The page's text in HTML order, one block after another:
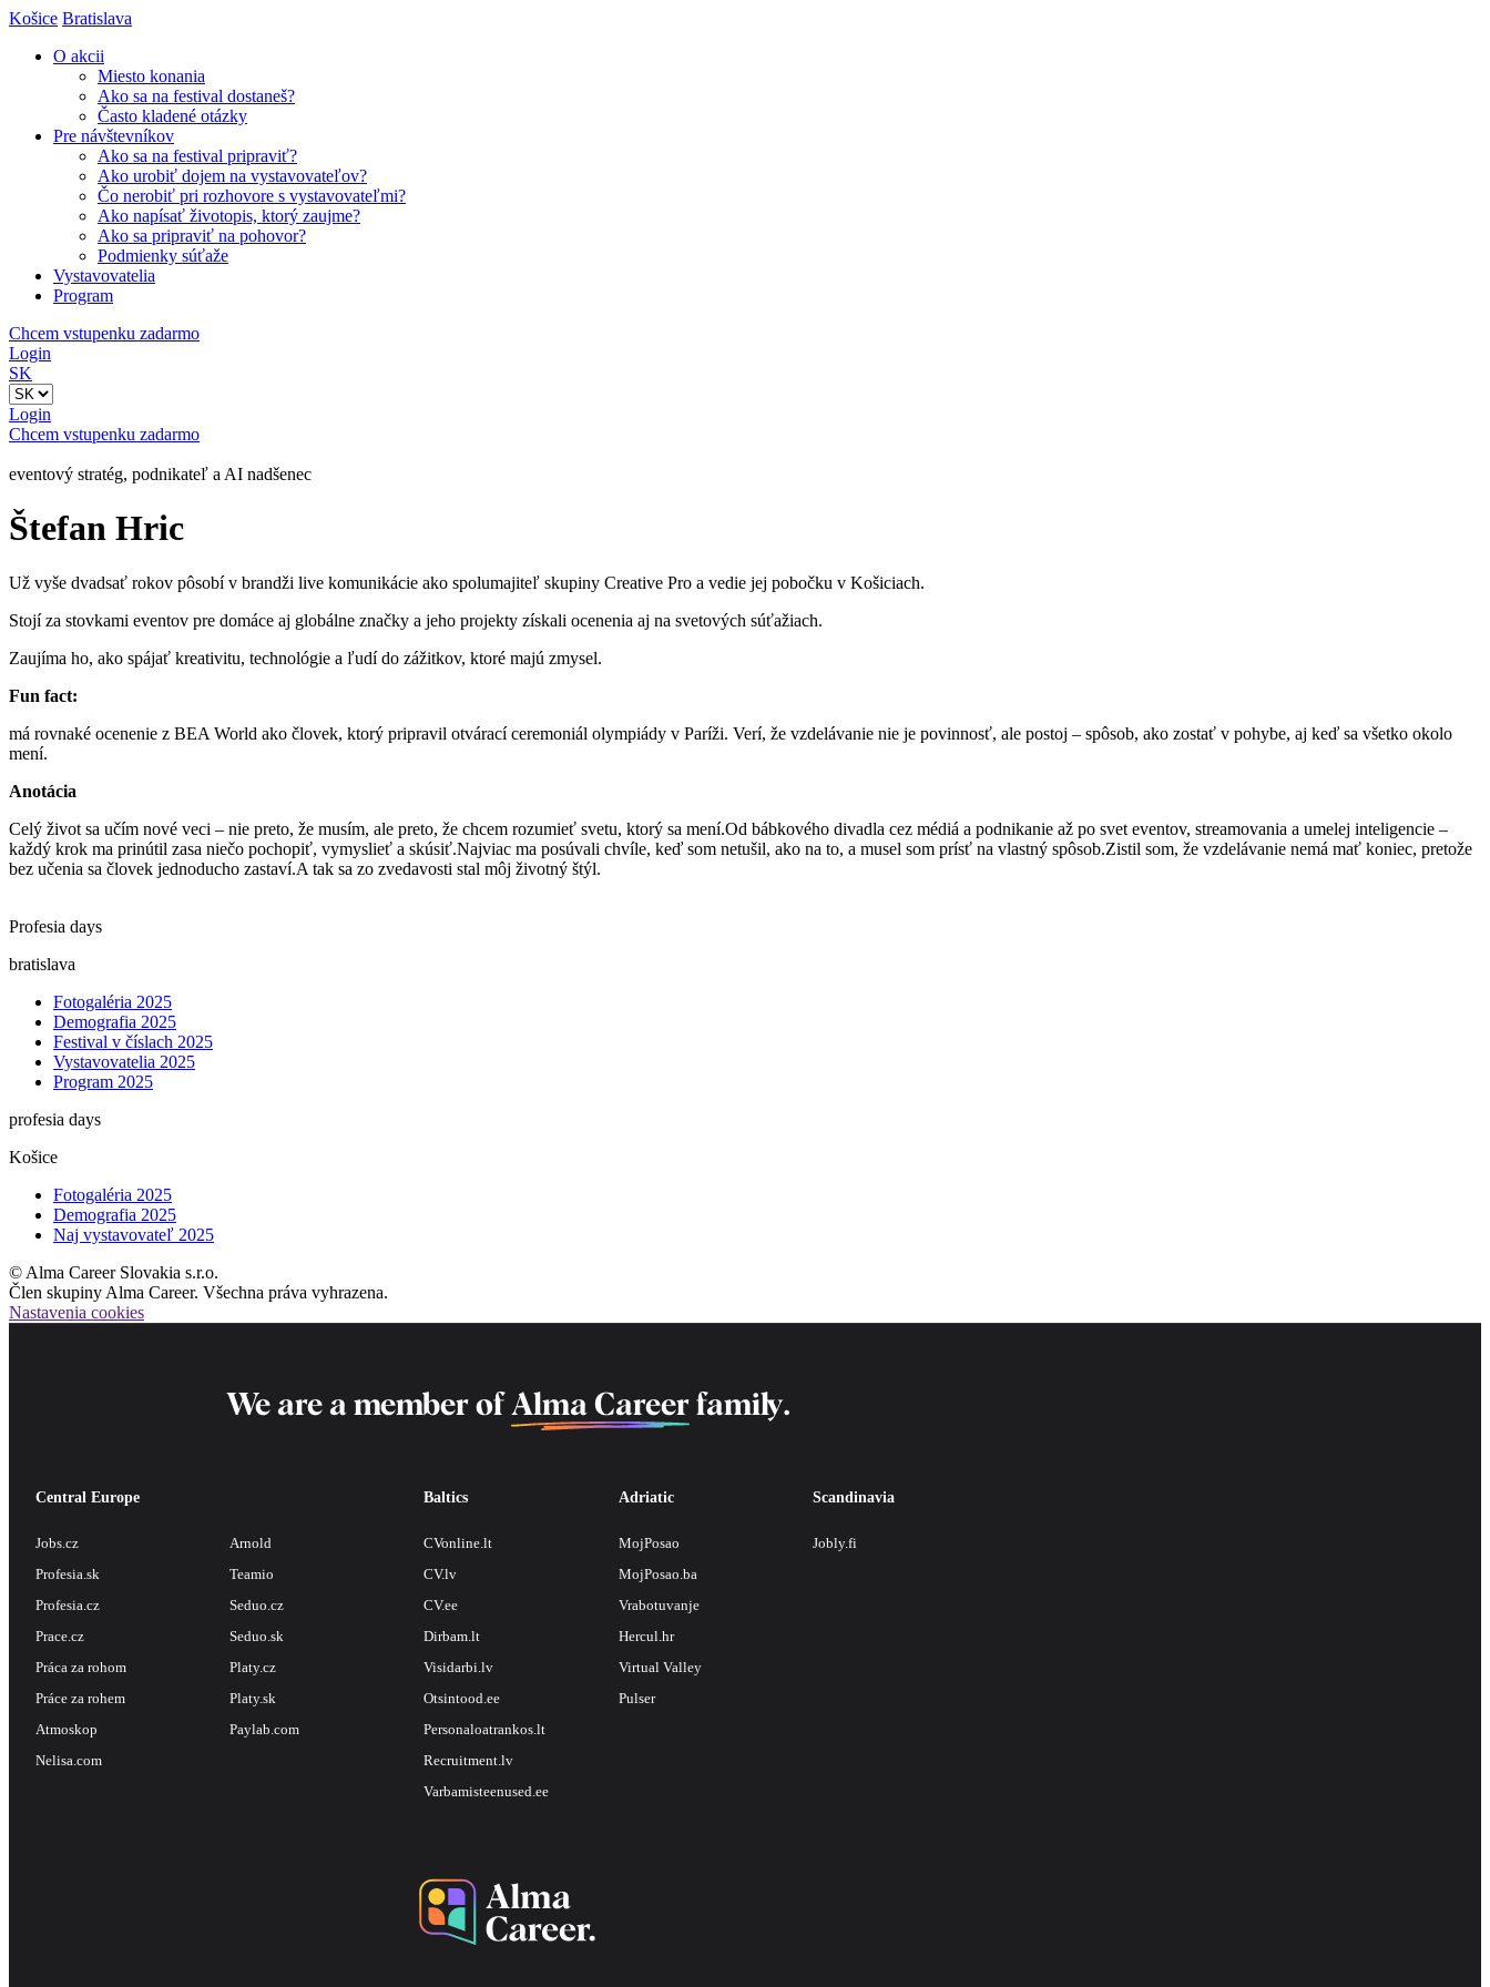
Košice Bratislava
O akcii
Miesto konania
Ako sa na festival dostaneš?
Často kladené otázky
Pre návštevníkov
Ako sa na festival pripraviť?
Ako urobiť dojem na vystavovateľov?
Čo nerobiť pri rozhovore s vystavovateľmi?
Ako napísať životopis, ktorý zaujme?
Ako sa pripraviť na pohovor?
Podmienky súťaže
Vystavovatelia
Program
Chcem vstupenku zadarmo
Login
SK
Login
Chcem vstupenku zadarmo
eventový stratég, podnikateľ a AI nadšenec
Štefan Hric
Už vyše dvadsať rokov pôsobí v brandži live komunikácie ako spolumajiteľ skupiny Creative Pro a vedie jej pobočku v Košiciach.
Stojí za stovkami eventov pre domáce aj globálne značky a jeho projekty získali ocenenia aj na svetových súťažiach.
Zaujíma ho, ako spájať kreativitu, technológie a ľudí do zážitkov, ktoré majú zmysel.
Fun fact:
má rovnaké ocenenie z BEA World ako človek, ktorý pripravil otvárací ceremoniál olympiády v Paríži. Verí, že vzdelávanie nie je povinnosť, ale postoj – spôsob, ako zostať v pohybe, aj keď sa všetko okolo
mení.
Anotácia
Celý život sa učím nové veci – nie preto, že musím, ale preto, že chcem rozumieť svetu, ktorý sa mení.Od bábkového divadla cez médiá a podnikanie až po svet eventov, streamovania a umelej inteligencie –
každý krok ma prinútil zasa niečo pochopiť, vymyslieť a skúsiť.Najviac ma posúvali chvíle, keď som netušil, ako na to, a musel som prísť na vlastný spôsob.Zistil som, že vzdelávanie nemá mať koniec, pretože
bez učenia sa človek jednoducho zastaví.A tak sa zo zvedavosti stal môj životný štýl.
Profesia days
bratislava
Fotogaléria 2025
Demografia 2025
Festival v číslach 2025
Vystavovatelia 2025
Program 2025
profesia days
Košice
Fotogaléria 2025
Demografia 2025
Naj vystavovateľ 2025
© Alma Career Slovakia s.r.o.
Člen skupiny Alma Career. Všechna práva vyhrazena.
Nastavenia cookies
We are a member of Alma Careerfamily.
Central Europe
Jobs.cz
Profesia.sk
Profesia.cz
Prace.cz
Práca za rohom
Práce za rohem
Atmoskop
Nelisa.com
Arnold
Teamio
Seduo.cz
Seduo.sk
Platy.cz
Platy.sk
Paylab.com
Baltics
CVonline.lt
CV.lv
CV.ee
Dirbam.lt
Visidarbi.lv
Otsintood.ee
Personaloatrankos.lt
Recruitment.lv
Varbamisteenused.ee
Adriatic
MojPosao
MojPosao.ba
Vrabotuvanje
Hercul.hr
Virtual Valley
Pulser
Scandinavia
Jobly.fi